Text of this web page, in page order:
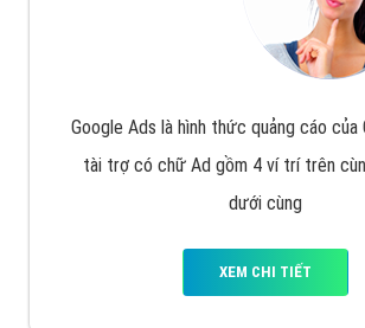
Google Ads là hình thức quảng cáo
tài trợ có chữ Ad gồm 4 ví trí trên
dưới cùng
XEM CHI TIẾT